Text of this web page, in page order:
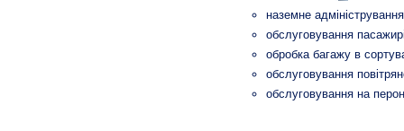
наземне
обслуговування
обробка багажу в
обслуговування
обслуговування на